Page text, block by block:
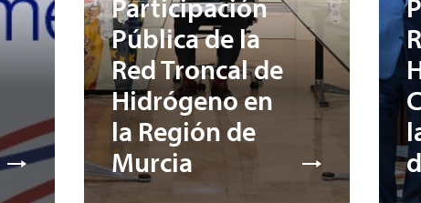
Participación
Pública de la
Red Troncal de
Hidrógeno en
la Región de
Murcia